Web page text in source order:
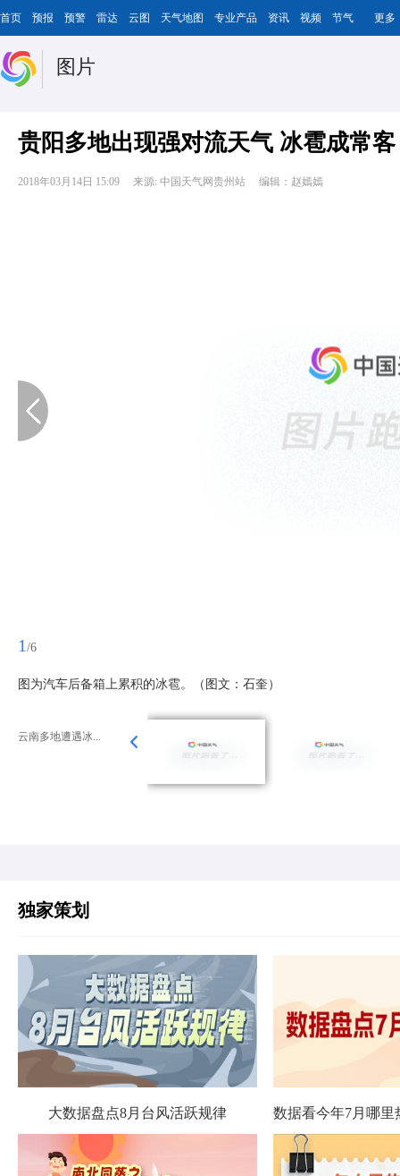
首页 预报 预警 雷达 云图 天气地图 专业产品 资讯 视频 节气 更多
图片
贵阳多地出现强对流天气 冰雹成常客
2018年03月14日 15:09 来源: 中国天气网贵州站 编辑：赵嫣嫣
1 /6
图为汽车后备箱上累积的冰雹。（图文：石奎）
云南多地遭遇冰...
独家策划
大数据盘点8月台风活跃规律